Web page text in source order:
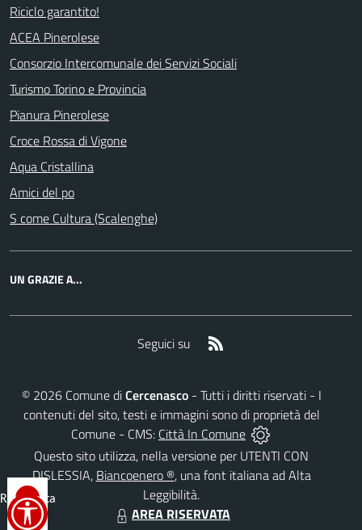
Riciclo garantito!
ACEA Pinerolese
Consorzio Intercomunale dei Servizi Sociali
Turismo Torino e Provincia
Pianura Pinerolese
Croce Rossa di Vigone
Aqua Cristallina
Amici del po
S come Cultura (Scalenghe)
UN GRAZIE A...
Seguici su
© 2026Comune diCercenasco- Tutti i diritti riservati - I
contenuti del sito, testi e immagini sono di proprietà del
Comune - CMS: Città In Comune
Questo sito utilizza, nella versione per UTENTI CON
DISLESSIA, Biancoenero ®, una font italiana ad Alta
Leggibilità.
AREA RISERVATA
Reimposta
tutto